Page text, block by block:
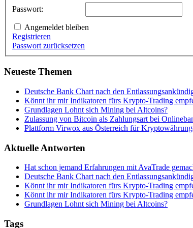
Passwort:
Angemeldet bleiben
Registrieren
Passwort zurücksetzen
Neueste Themen
Deutsche Bank Chart nach den
Könnt ihr mir Indikatoren fürs Krypto-Trading
Grundlagen Lohnt sich Mining bei Altcoins?
Zulassung von Bitcoin als Zahlungsart bei
Plattform Virwox aus Österreich für
Aktuelle Antworten
Hat schon jemand Erfahrungen mit AvaTrade
Deutsche Bank Chart nach den
Könnt ihr mir Indikatoren fürs Krypto-Trading
Könnt ihr mir Indikatoren fürs Krypto-Trading
Grundlagen Lohnt sich Mining bei Altcoins?
Tags